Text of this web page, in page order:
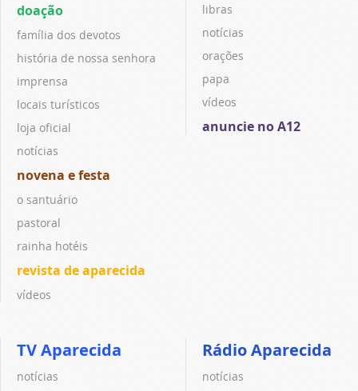
doação
família dos devotos
história de nossa senhora
imprensa
locais turísticos
loja oficial
notícias
novena e festa
o santuário
pastoral
rainha hotéis
revista de aparecida
vídeos
libras
notícias
orações
papa
vídeos
anuncie no A12
TV Aparecida
notícias
Rádio Aparecida
notícias